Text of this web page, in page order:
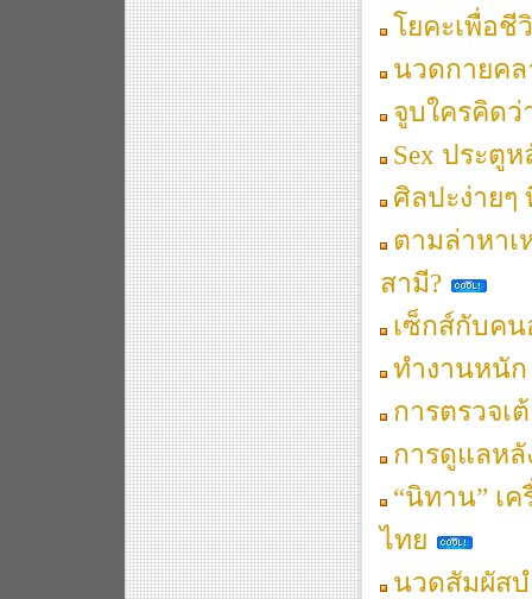
โยคะเพื่อชี
นวดกายคล
จูบใครคิด
Sex ประตู
ศิลปะง่ายๆ
ตามล่าหาเ
สามี?
เซ็กส์กับค
ทำงานหนัก
การตรวจเ
การดูแลห
“นิทาน” เค
ไทย
นวดสัมผัส